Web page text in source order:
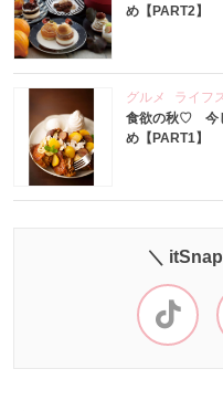
め【PART2】
グルメ
ライフ
食欲の秋♡ 今
め【PART1】
＼